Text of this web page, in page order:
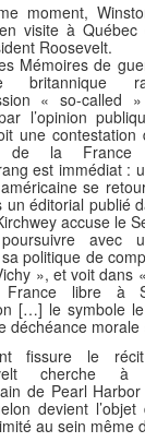
moment,
visite à Québec
Roosevelt.
Mémoires de
britannique
« so-called
l’opinion
une contestation
de la France
est immédiat :
se
un éditorial publié
accuse le
avec
politique de
», et voit dans
libre à
[…] le symbole
déchéance morale
fissure le
cherche à
de Pearl
devient l’objet
au sein même